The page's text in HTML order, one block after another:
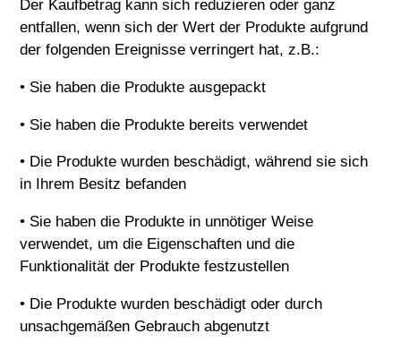
Der Kaufbetrag kann sich reduzieren oder ganz
entfallen, wenn sich der Wert der Produkte aufgrund
der folgenden Ereignisse verringert hat, z.B.:
• Sie haben die Produkte ausgepackt
• Sie haben die Produkte bereits verwendet
• Die Produkte wurden beschädigt, während sie sich
in Ihrem Besitz befanden
• Sie haben die Produkte in unnötiger Weise
verwendet, um die Eigenschaften und die
Funktionalität der Produkte festzustellen
• Die Produkte wurden beschädigt oder durch
unsachgemäßen Gebrauch abgenutzt